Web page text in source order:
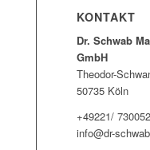
KONTAKT
Dr. Schwab
GmbH
Theodor-
50735 Köln
+49221/ 730052
info@dr-